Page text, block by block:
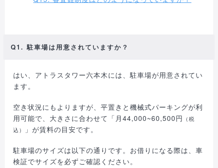
Q1. 駐車場は用意されていますか？
はい、アトラスタワー六本木には、駐車場が用意されてい
ます。
空き状況にもよりますが、平置きと機械式パーキングが利
用可能で、大きさに合わせて「月44,000~60,500円 （税
込）
」が賃料の目安です。
駐車場のサイズは以下の通りです。お借りになる際は、車
検証でサイズを必ずご確認ください。